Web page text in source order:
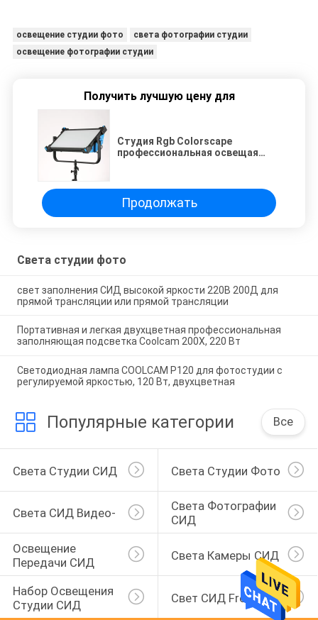
освещение студии фото
света фотографии студии
освещение фотографии студии
Получить лучшую цену для
Студия Rgb Colorscape
профессиональная освещая
Продолжать
Света студии фото
свет заполнения СИД высокой яркости 220В 200Д для
прямой трансляции или прямой трансляции
Портативная и легкая двухцветная профессиональная
заполняющая подсветка Coolcam 200X, 220 Вт
Светодиодная лампа COOLCAM P120 для фотостудии с
регулируемой яркостью, 120 Вт, двухцветная
Популярные категории Все
Света Студии СИД Света Студии Фото
Света СИД Видео-
Света Фотографии
СИД
Освещение
Передачи СИД
Света Камеры СИД
Набор Освещения
Студии СИД
Свет СИД Fresnel